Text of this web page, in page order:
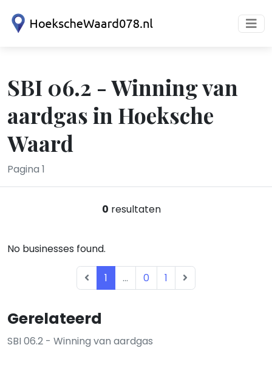
SBI 06.2 - Winning van
aardgas in Hoeksche
Waard
Pagina 1
Gerelateerd
SBI 06.2 - Winning van aardgas
0 resultaten
No businesses found.
1 ... 0 1